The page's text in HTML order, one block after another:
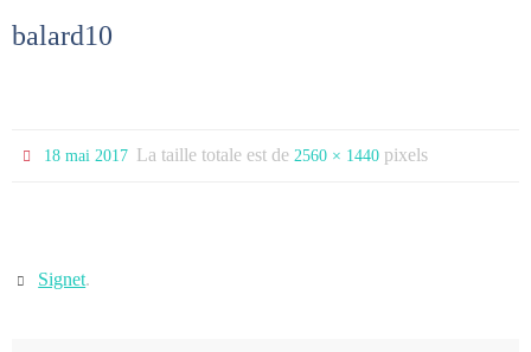
balard10
18 mai 2017 La taille totale est de 2560 × 1440 pixels
Signet.